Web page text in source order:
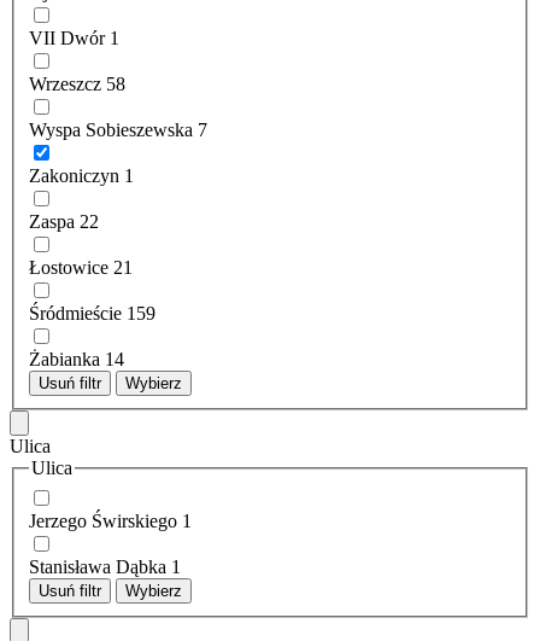
VII Dwór 1
Wrzeszcz 58
Wyspa Sobieszewska 7
Zakoniczyn 1
Zaspa 22
Łostowice 21
Śródmieście 159
Żabianka 14
Usuń filtr Wybierz
Ulica
Ulica
Jerzego Świrskiego 1
Stanisława Dąbka 1
Usuń filtr Wybierz